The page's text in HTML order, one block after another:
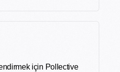
için Pollective